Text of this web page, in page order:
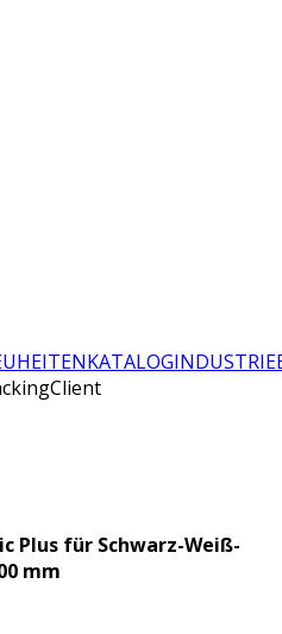
KATALOG
Plus für Schwarz-Weiß-
mm